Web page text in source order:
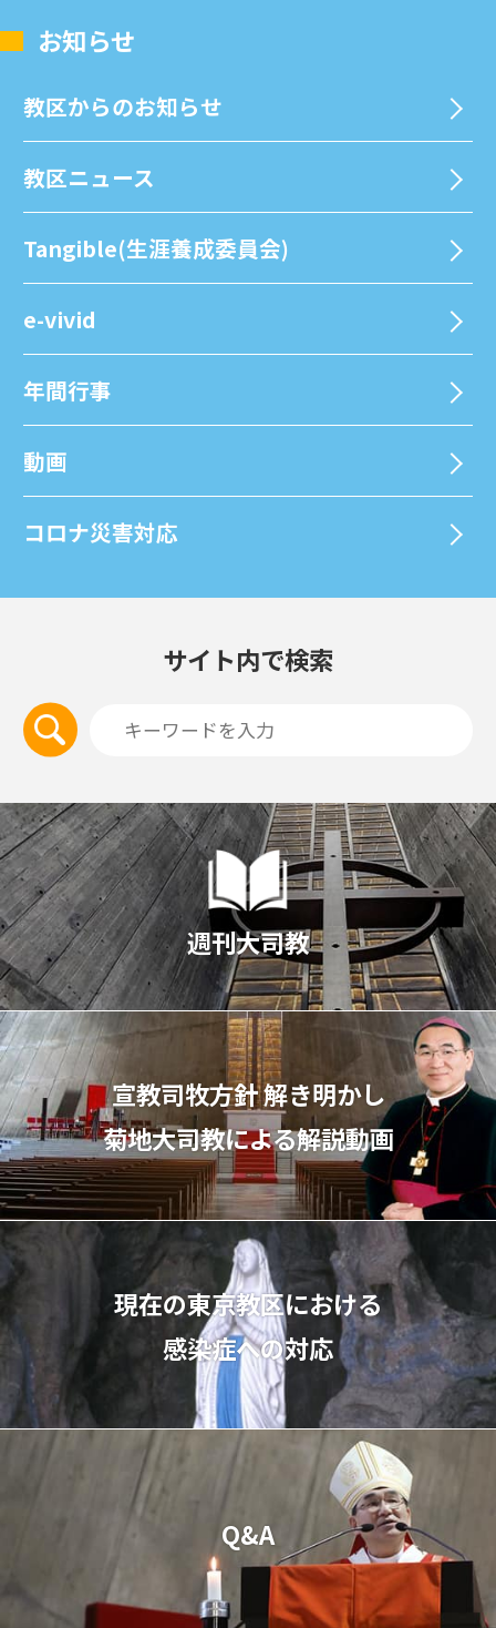
お知らせ
教区からのお知らせ
教区ニュース
Tangible(生涯養成委員会)
e-vivid
年間⾏事
動画
コロナ災害対応
サイト内で検索
週刊大司教
宣教司牧⽅針 解き明かし
菊地⼤司教による解説動画
現在の東京教区における
感染症への対応
Q&A